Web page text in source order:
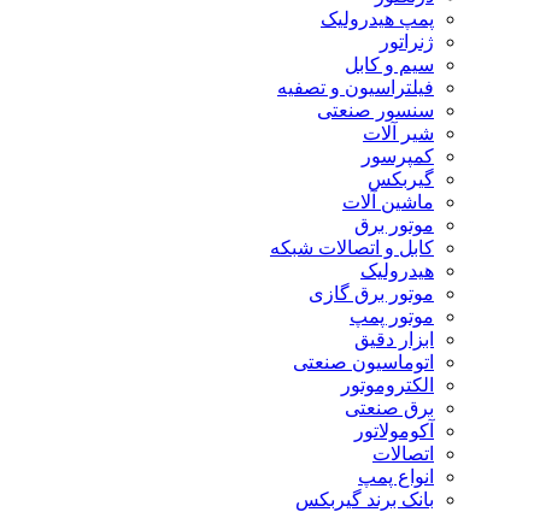
پمپ هیدرولیک
ژنراتور
سیم و کابل
فیلتراسیون و تصفیه
سنسور صنعتی
شیر آلات
کمپرسور
گیربکس
ماشین آلات
موتور برق
کابل و اتصالات شبکه
هیدرولیک
موتور برق گازی
موتور پمپ
ابزار دقیق
اتوماسیون صنعتی
الکتروموتور
برق صنعتی
آکومولاتور
اتصالات
انواع پمپ
بانک برند گیربکس